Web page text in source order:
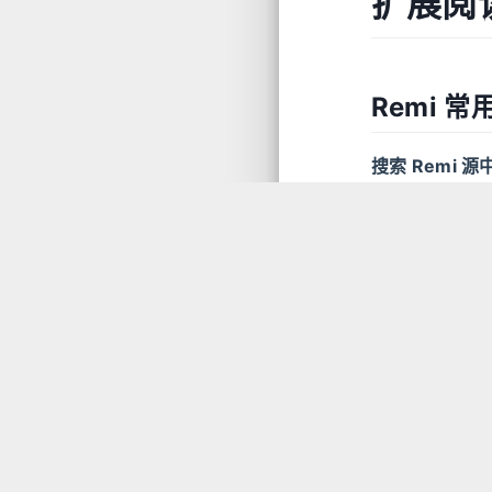
Remi 常
搜索 Remi 源